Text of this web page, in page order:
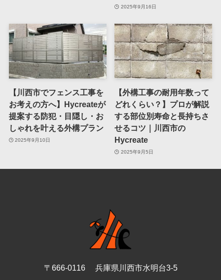
2025年9月16日
【川西市でフェンス工事を
お考えの方へ】Hycreateが
提案する防犯・目隠し・お
しゃれを叶える外構プラン
2025年9月10日
【外構工事の耐用年数って
どれくらい？】プロが解説
する部位別寿命と長持ちさ
せるコツ｜川西市の
Hycreate
2025年9月5日
〒666-0116 兵庫県川西市水明台3-5